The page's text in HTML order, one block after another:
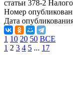
статьи 378-2
Номер
Дата
1 10 20 50 ВСЕ
1 2 3 4 5 ... 17